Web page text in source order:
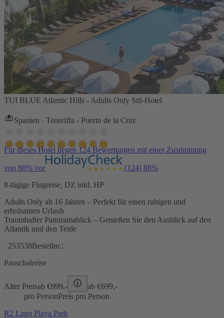
TUI BLUE Atlantic Hills - Adults Only Stil-Hotel
Spanien - Teneriffa - Puerto de la Cruz
Für dieses Hotel liegen 124 Bewertungen mit einer Zustimmung
von 88% vor (124) 88%
8-tägige Flugreise, DZ inkl. HP
Adults Only ab 16 Jahren – Perfekt für einen ruhigen und
erholsamen Urlaub
Traumhafter Panoramablick – Genießen Sie den Ausblick auf den
Atlantik und den Teide
253538Bestellnr.:
Pauschalreise
Alter Preisab €999,- ab €699,-
pro PersonPreis pro Person
R2 Lago Playa Park